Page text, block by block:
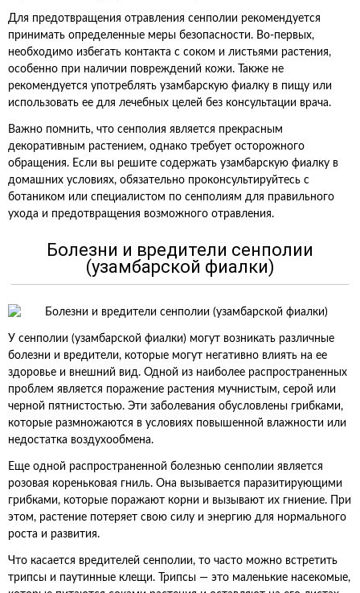
Для предотвращения отравления сенполии рекомендуется
принимать определенные меры безопасности. Во-первых,
необходимо избегать контакта с соком и листьями растения,
особенно при наличии повреждений кожи. Также не
рекомендуется употреблять узамбарскую фиалку в пищу или
использовать ее для лечебных целей без консультации врача.
Важно помнить, что сенполия является прекрасным
декоративным растением, однако требует осторожного
обращения. Если вы решите содержать узамбарскую фиалку в
домашних условиях, обязательно проконсультируйтесь с
ботаником или специалистом по сенполиям для правильного
ухода и предотвращения возможного отравления.
Болезни и вредители сенполии
(узамбарской фиалки)
У сенполии (узамбарской фиалки) могут возникать различные
болезни и вредители, которые могут негативно влиять на ее
здоровье и внешний вид. Одной из наиболее распространенных
проблем является поражение растения мучнистым, серой или
черной пятнистостью. Эти заболевания обусловлены грибками,
которые размножаются в условиях повышенной влажности или
недостатка воздухообмена.
Еще одной распространенной болезнью сенполии является
розовая кореньковая гниль. Она вызывается паразитирующими
грибками, которые поражают корни и вызывают их гниение. При
этом, растение потеряет свою силу и энергию для нормального
роста и развития.
Что касается вредителей сенполии, то часто можно встретить
трипсы и паутинные клещи. Трипсы — это маленькие насекомые,